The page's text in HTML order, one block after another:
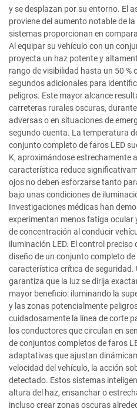
y se desplazan por su entorno. El
proviene del aumento notable de
sistemas proporcionan en
Al equipar su vehículo con un
proyecta un haz potente y
rango de visibilidad hasta un 50 %
segundos adicionales para
peligros. Este mayor alcance
carreteras rurales oscuras,
adversas o en situaciones de
segundo cuenta. La temperatura
conjunto completo de faros LED
K, aproximándose estrechamente
característica reduce
ojos no deben esforzarse tanto
bajo unas condiciones de
Investigaciones médicas han
experimentan menos fatiga ocular
de concentración al conducir
iluminación LED. El control preciso
diseño de un conjunto completo
característica crítica de seguridad.
garantiza que la luz se dirija
mayor beneficio: iluminando la
y las zonas potencialmente
cuidadosamente la línea de corte
los conductores que circulan en
de conjuntos completos de faros
adaptativas que ajustan
velocidad del vehículo, la acción
detectado. Estos sistemas
altura del haz, ensanchar o
incluso crear zonas oscuras